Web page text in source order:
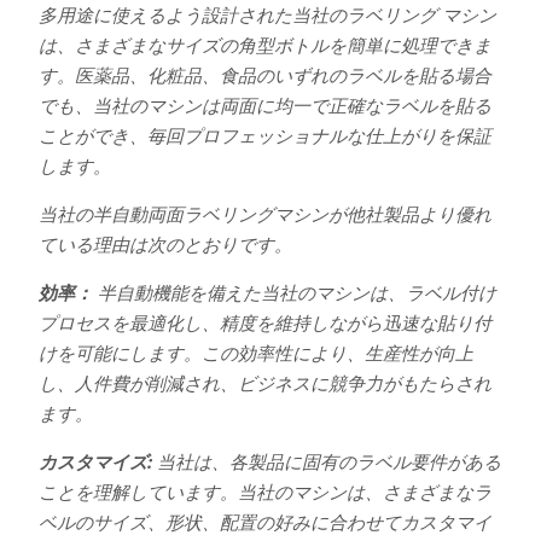
多用途に使えるよう設計された当社のラベリング マシン
は、さまざまなサイズの角型ボトルを簡単に処理できま
す。医薬品、化粧品、食品のいずれのラベルを貼る場合
でも、当社のマシンは両面に均一で正確なラベルを貼る
ことができ、毎回プロフェッショナルな仕上がりを保証
します。
当社の半自動両面ラベリングマシンが他社製品より優れ
ている理由は次のとおりです。
効率： 半自動機能を備えた当社のマシンは、ラベル付け
プロセスを最適化し、精度を維持しながら迅速な貼り付
けを可能にします。この効率性により、生産性が向上
し、人件費が削減され、ビジネスに競争力がもたらされ
ます。
カスタマイズ:当社は、各製品に固有のラベル要件がある
ことを理解しています。当社のマシンは、さまざまなラ
ベルのサイズ、形状、配置の好みに合わせてカスタマイ